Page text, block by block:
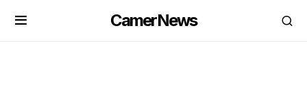
CamerNews